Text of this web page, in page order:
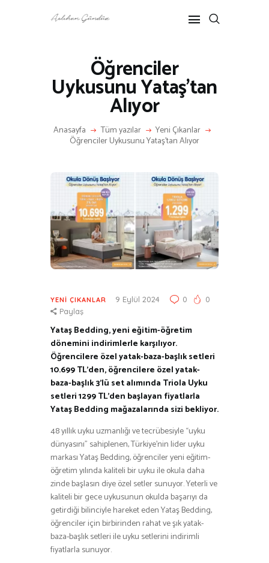
Öğrenciler
Uykusunu Yataş’tan
Alıyor
Anasayfa Tüm yazılar Yeni Çıkanlar
Öğrenciler Uykusunu Yataş’tan Alıyor
ANASAYFA
RÖPORTAJ
ANNE-ÇOCUK
KÜLTÜR SANAT
İLETIŞIM
YENI ÇIKANLAR 9 Eylül 2024 0
0
Paylaş
Yataş Bedding, yeni eğitim-öğretim
dönemini indirimlerle karşılıyor.
Öğrencilere özel yatak-baza-başlık setleri
10.699 TL’den, öğrencilere özel yatak-
baza-başlık 3’lü set alımında Triola Uyku
setleri 1299 TL’den başlayan fiyatlarla
Yataş Bedding mağazalarında sizi bekliyor.
48 yıllık uyku uzmanlığı ve tecrübesiyle “uyku
dünyasını” sahiplenen, Türkiye’nin lider uyku
markası Yataş Bedding, öğrenciler yeni eğitim-
öğretim yılında kaliteli bir uyku ile okula daha
zinde başlasın diye özel setler sunuyor. Yeterli ve
kaliteli bir gece uykusunun okulda başarıyı da
getirdiği bilinciyle hareket eden Yataş Bedding,
öğrenciler için birbirinden rahat ve şık yatak-
baza-başlık setleri ile uyku setlerini indirimli
fiyatlarla sunuyor.